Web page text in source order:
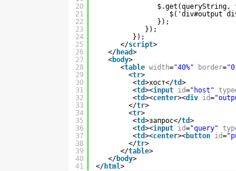
20
21
22
23
24
25
26
27
28
29
30
31
32
33
34
35
36
37
38
39
40
41
$.get(queryString,
$('div#output
});
});
});
</script>
</head>
<body>
<table width="40%" border=
<tr>
<td>хост</td>
<td><input id="host" type
<td><center><div id=
</tr>
<tr>
<td>запрос</td>
<td><input id="query"
<td><center><button id=
</tr>
</table>
</body>
</html>